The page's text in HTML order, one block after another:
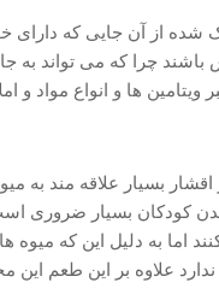
از آن جایی که دارای
چرا که می تواند به
ویتامین ها و انواع مواد و
اقشار بسیار علاقه مند به
کودکان بسیار ضروری
اما به دلیل این که
علاوه بر این طعم